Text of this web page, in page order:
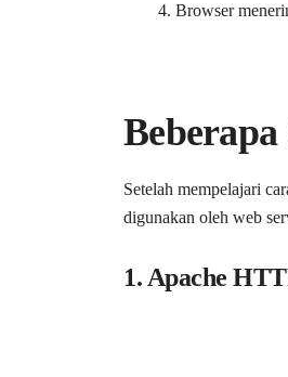
Browser
Setelah mempelajari
digunakan oleh web
1. Apache